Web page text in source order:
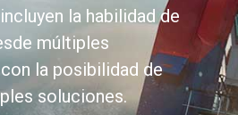
la habilidad de
múltiples
la posibilidad de
soluciones.